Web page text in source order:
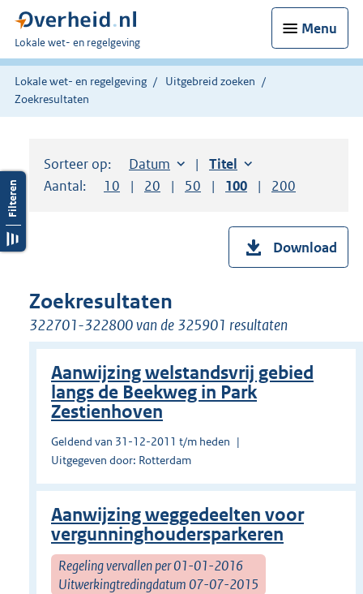
Menu
U
bent
hier:
Lokale wet- en regelgeving
Lokale wet- en regelgeving
Uitgebreid zoeken
Zoekresultaten
Sorteer op: Sorteer op:
Datum aflopendSorteer op:
Titel oplopend
Aantal:
Toon
10 resultaten per pagina
Toon
20 resultaten per pagina
Toon
50 resultaten per pagina
Toon
100 resultaten per
Toon
200
Download
Zoekresultaten
322701-322800 van de 325901 resultaten
Aanwijzing welstandsvrij gebied
langs de Beekweg in Park
Zestienhoven
Geldend van 31-12-2011 t/m heden
Uitgegeven door: Rotterdam
Aanwijzing weggedeelten voor
vergunninghoudersparkeren
Regeling vervallen per 01-01-2016
Uitwerkingtredingdatum 07-07-2015